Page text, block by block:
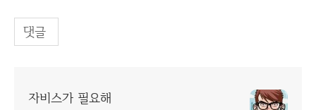
댓글
자비스가 필요해